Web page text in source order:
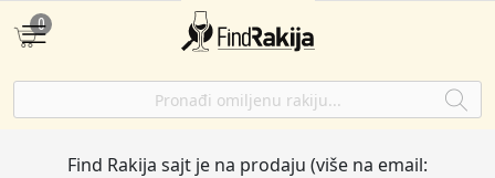
Find Rakija sajt je na prodaju (više na email:
0